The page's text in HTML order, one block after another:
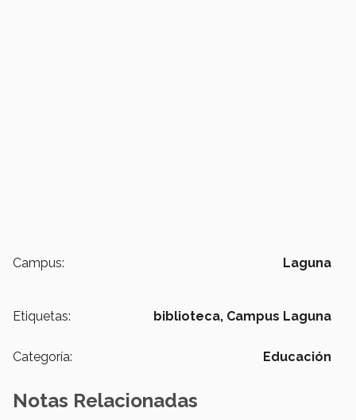
Campus: Laguna
Etiquetas: biblioteca, Campus Laguna
Categoría: Educación
Notas Relacionadas